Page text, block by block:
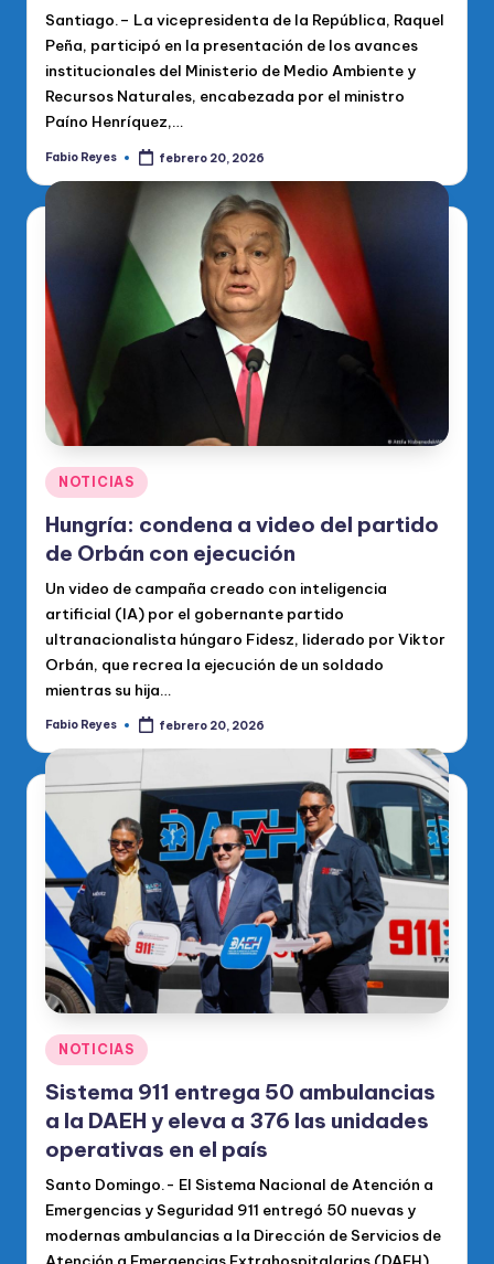
Santiago.– La vicepresidenta de la República, Raquel
Peña, participó en la presentación de los avances
institucionales del Ministerio de Medio Ambiente y
Recursos Naturales, encabezada por el ministro
Paíno Henríquez,…
Publicado
Fabio Reyes febrero 20, 2026
Publicado
en
NOTICIAS
Hungría: condena a video del partido
de Orbán con ejecución
Un video de campaña creado con inteligencia
artificial (IA) por el gobernante partido
ultranacionalista húngaro Fidesz, liderado por Viktor
Orbán, que recrea la ejecución de un soldado
mientras su hija…
Publicado
Fabio Reyes febrero 20, 2026
Publicado
en
NOTICIAS
Sistema 911 entrega 50 ambulancias
a la DAEH y eleva a 376 las unidades
operativas en el país
Santo Domingo.- El Sistema Nacional de Atención a
Emergencias y Seguridad 911 entregó 50 nuevas y
modernas ambulancias a la Dirección de Servicios de